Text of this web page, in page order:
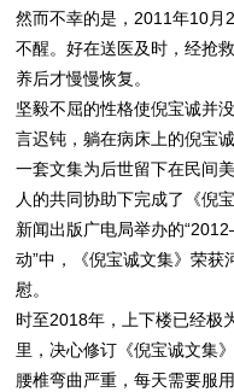
然而不幸的是，2011年10月
不醒。好在送医及时，经抢
养后才慢慢恢复。
坚毅不屈的性格使倪宝诚并
言迟钝，躺在病床上的倪宝
一套文集为后世留下在民间
人的共同协助下完成了《倪
新闻出版广电局举办的
动”中，《倪宝诚文集》荣获
慰。
时至2018年，上下楼已经极
里，决心修订《倪宝诚文集
腰椎弯曲严重，每天需要服